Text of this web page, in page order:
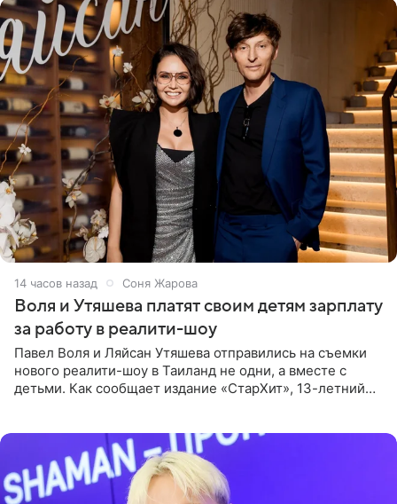
14 часов назад Соня Жарова
Воля и Утяшева платят своим детям зарплату
за работу в реалити-шоу
Павел Воля и Ляйсан Утяшева отправились на съемки
нового реалити-шоу в Таиланд не одни, а вместе с
детьми. Как сообщает издание «СтарХит», 13-летний